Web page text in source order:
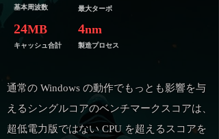
最大ターボ
基本周波数
4nm
製造プロセス
24MB
キャッシュ合計
通常の Windows の動作でもっとも影響を与
えるシングルコアのベンチマークスコアは、
超低電力版ではない CPU を超えるスコアを